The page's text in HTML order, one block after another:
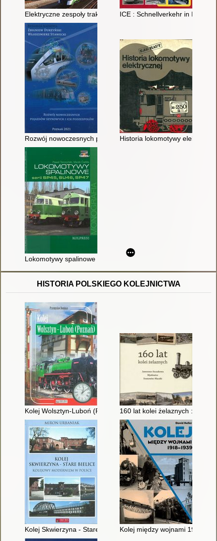
Elektryczne zespoły trakcyjne : budowa, działanie, zasady
ICE : Schnellverkehr in
Rozwój nowoczesnych pojazdów szynowych i ich podzespołów
Historia lokomotywy
Lokomotywy spalinowe serii SP45, SU46, SP47
HISTORIA POLSKIEGO KOLEJNICTWA
Kolej Wolsztyn-Luboń (Poznań)160 lat kolei żelaznych :
Kolej Skwierzyna - Stare Bielice : kolejowy modernizm w
Kolej między wojnami 1918-